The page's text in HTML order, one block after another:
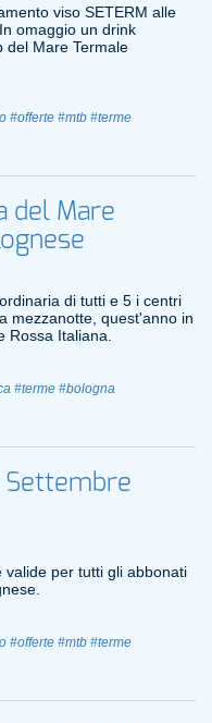
viso SETERM alle
omaggio un drink
del Mare Termale
#offerte #mtb #terme
del Mare
di tutti e 5 i centri
mezzanotte, quest'anno in
Rossa Italiana.
#terme #bologna
Settembre
valide per tutti gli abbonati
#offerte #mtb #terme